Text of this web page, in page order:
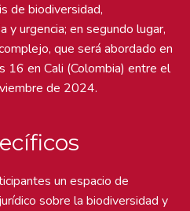
de biodiversidad,
y urgencia; en segundo lugar,
que será abordado en
16 en Cali (Colombia) entre el
de 2024.
un espacio de
sobre la biodiversidad y